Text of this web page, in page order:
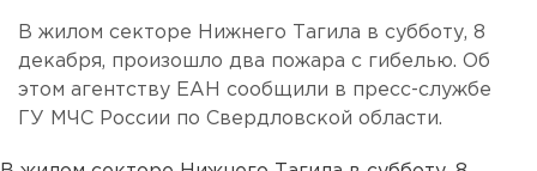
В жилом секторе Нижнего Тагила в субботу, 8
декабря, произошло два пожара с гибелью. Об
этом агентству ЕАН сообщили в пресс-службе
ГУ МЧС России по Свердловской области.